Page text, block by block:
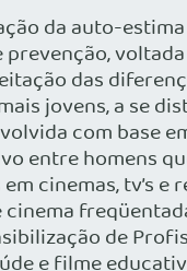
da auto-
prevenção,
das
jovens, a se
com base
entre homens
cinemas, tv’s
de